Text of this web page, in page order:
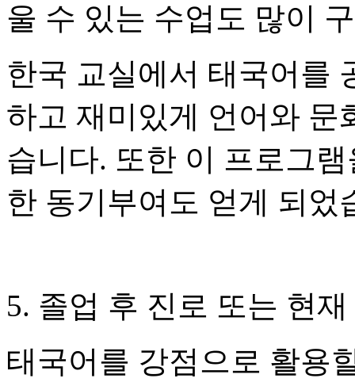
울 수 있는 수업도 많이
한국 교실에서 태국어를
하고 재미있게 언어와 문
습니다. 또한 이 프로그
한 동기부여도 얻게 되었
5. 졸업 후 진로 또는 현
태국어를 강점으로 활용